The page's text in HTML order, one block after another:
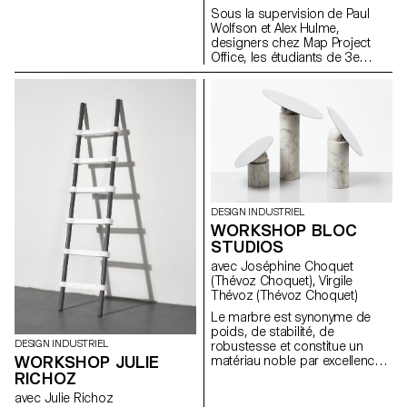
puisque chaque image coûte
Sous la supervision de Paul
Wolfson et Alex Hulme,
designers chez Map Project
Office, les étudiants de 3e
année en Bachelor Design
& Interaction Design ont conçu
des objets fonctionnant sur le
principe "viser et tirer". Ceux-ci
s'inspirent des opportunités
créées par l'approche Open
Source et pourraient facilement
être répliqués par toute
personne en ayant besoin ou
envie.
DESIGN INDUSTRIEL
WORKSHOP JULIE
RICHOZ
avec Julie Richoz
DESIGN INDUSTRIEL
WORKSHOP BLOC
STUDIOS
avec Joséphine Choquet
(Thévoz Choquet), Virgile
Thévoz (Thévoz Choquet)
Le marbre est synonyme de
poids, de stabilité, de
robustesse et constitue un
matériau noble par excellence.